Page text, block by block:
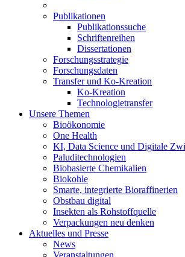
Publikationen
Publikationssuche
Schriftenreihen
Dissertationen
Forschungsstrategie
Forschungsdaten
Transfer und Ko-Kreation
Ko-Kreation
Technologietransfer
Unsere Themen
Bioökonomie
One Health
KI, Data Science und Digitale
Paluditechnologien
Biobasierte Chemikalien
Biokohle
Smarte, integrierte Bioraffinerien
Obstbau digital
Insekten als Rohstoffquelle
Verpackungen neu denken
Aktuelles und Presse
News
Veranstaltungen